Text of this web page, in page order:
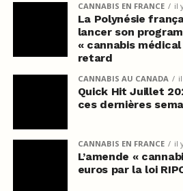
CANNABIS EN FRANCE il
La Polynésie
lancer son
« cannabis
retard
CANNABIS AU CANADA
Quick Hit Juillet
ces dernières
CANNABIS EN FRANCE il
L’amende «
euros par la loi